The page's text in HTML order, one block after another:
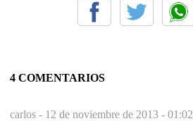
4 COMENTARIOS
carlos - 12 de noviembre de 2013 - 01:02